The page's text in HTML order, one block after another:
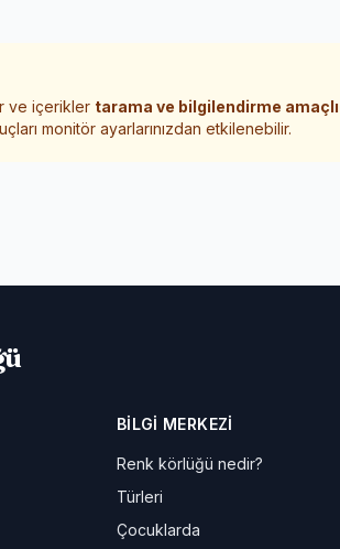
ve içerikler tarama ve bilgilendirme
monitör ayarlarınızdan etkilenebilir.
BILGI MERKEZI
Renk körlüğü nedir?
Türleri
Çocuklarda